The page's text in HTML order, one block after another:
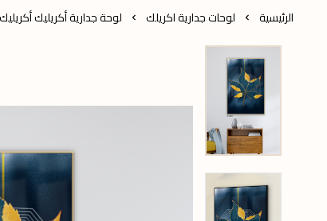
الرئيسية لوحات جدارية اكريلك لوحة جدارية أكريليك